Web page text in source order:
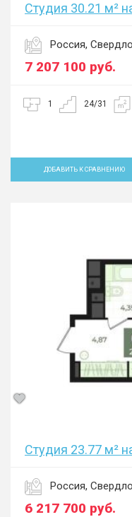
Студия 30.21 м²
Россия,
7 207 100 руб.
1 24/31
ДОБАВИТЬ К СРАВНЕНИЮ
Студия 23.77 м²
Россия,
6 217 700 руб.